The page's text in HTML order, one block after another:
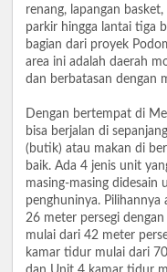
renang, lapangan
parkir hingga lantai tiga
bagian dari proyek
area ini adalah daerah
dan berbatasan dengan
Dengan bertempat di
bisa berjalan di
(butik) atau makan di
baik. Ada 4 jenis unit
masing-masing didesain
penghuninya.
26 meter persegi
mulai dari 42 meter
kamar tidur mulai dari